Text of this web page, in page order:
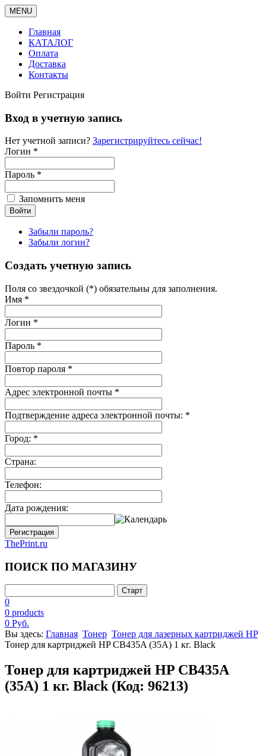
MENU
Главная
КАТАЛОГ
Оплата
Доставка
Контакты
Войти Регистрация
Вход в учетную запись
Нет учетной записи? Зарегистрируйтесь сейчас!
Логин *
Пароль *
Запомнить меня
Забыли пароль?
Забыли логин?
Создать учетную запись
Поля со звездочкой (*) обязательны для заполнения.
Имя *
Логин *
Пароль *
Повтор пароля *
Адрес электронной почты *
Подтверждение адреса электронной почты: *
Город: *
Страна:
Телефон:
Дата рождения:
Регистрация
ThePrint.ru
ПОИСК ПО МАГАЗИНУ
0
0 products
0 Руб.
Вы здесь: Главная Тонер Тонер для лазерных картриджей HP
Тонер для картриджей HP CB435A (35A) 1 кг. Black
Тонер для картриджей HP CB435A
(35A) 1 кг. Black (Код: 96213)